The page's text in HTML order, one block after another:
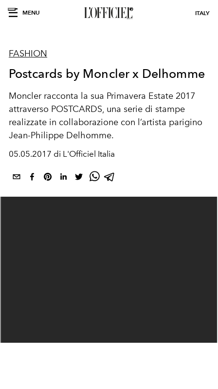
MENU ITALY
FASHION
Postcards by Moncler x Delhomme
Moncler racconta la sua Primavera Estate 2017
attraverso POSTCARDS, una serie di stampe
realizzate in collaborazione con l’artista parigino
Jean-Philippe Delhomme.
05.05.2017 di L'Officiel Italia